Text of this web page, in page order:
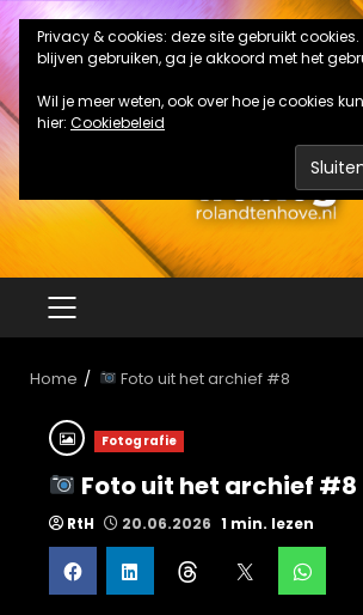
Ga
naar
de
inhoud
PRIMAIR
MENU
Home Foto uit het archief #8
Fotografie
Foto uit het archief #8
RtH 20.06.2026 1 min. lezen
Privacy & cookies: deze site gebruikt cookies.
blijven gebruiken, ga je akkoord met het
Wil je meer weten, ook over hoe je cookies
hier: Cookiebeleid